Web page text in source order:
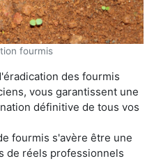
fourmis
des fourmis
vous garantissent une
définitive de tous vos
fourmis s'avère être une
de réels professionnels